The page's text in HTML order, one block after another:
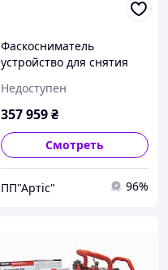
Фаскосниматель
устройство для снятия
градусов)
Недоступен
357 959₴
Смотреть
ПП"Артіс" 96%